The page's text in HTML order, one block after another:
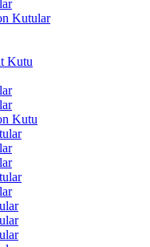
Kutular
Kutu
Kutu